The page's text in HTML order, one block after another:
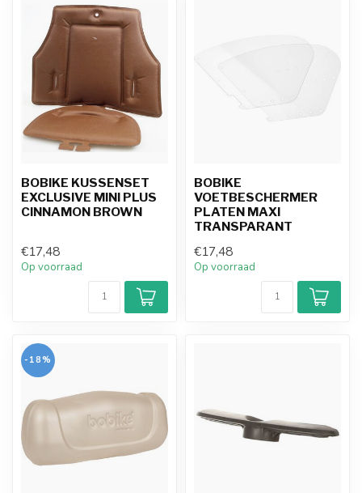
BOBIKE KUSSENSET
EXCLUSIVE MINI PLUS
CINNAMON BROWN
€17,48
Op voorraad
BOBIKE
VOETBESCHERMER
PLATEN MAXI
TRANSPARANT
€17,48
Op voorraad
-18%